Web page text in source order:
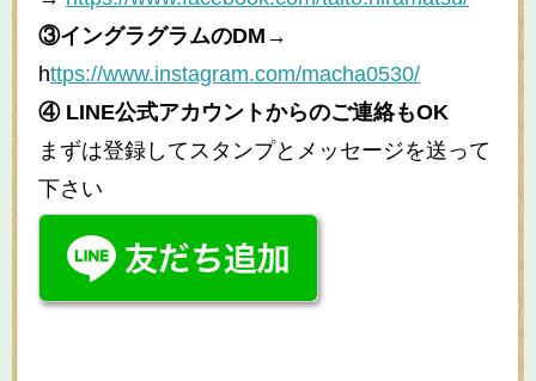
③イングラグラムのDM →
https://www.instagram.com/macha0530/
④ LINE公式アカウントからのご連絡もOK
まずは登録してスタンプとメッセージを送って
下さい